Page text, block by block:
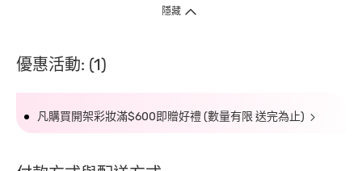
隱藏
優惠活動: (1)
凡購買開架彩妝滿$600即贈好禮 (數量有限 送完為止)